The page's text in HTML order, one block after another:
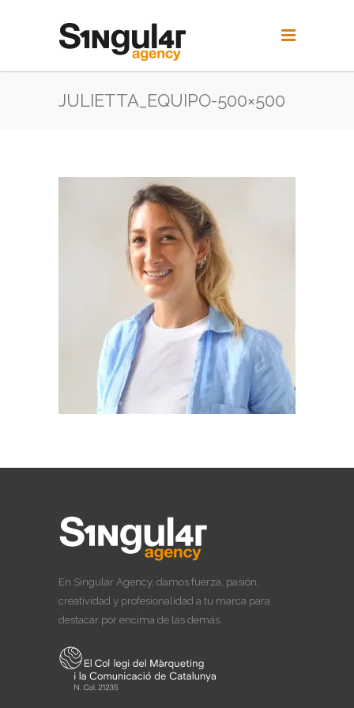
JULIETTA_EQUIPO-500×500
En Singular Agency, damos fuerza, pasión,
creatividad y profesionalidad a tu marca para
destacar por encima de las demás.